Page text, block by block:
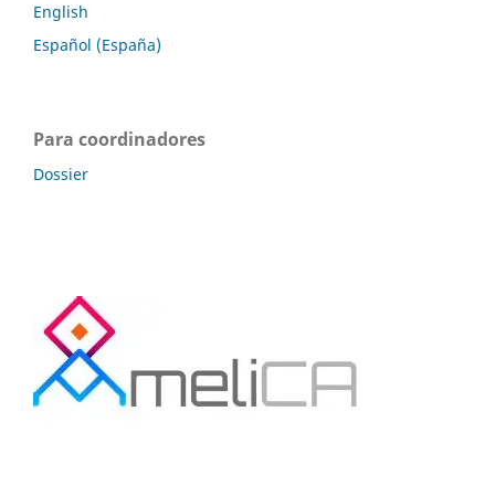
English
Español (España)
Para coordinadores
Dossier